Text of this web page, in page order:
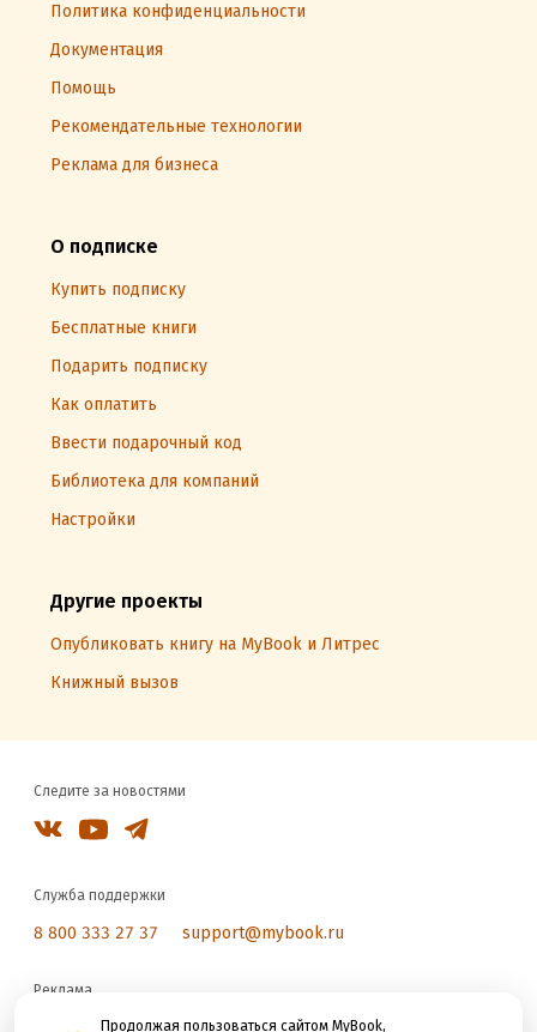
Продолжая пользоваться сайтом MyBook,
Политика конфиденциальности
Документация
Помощь
Рекомендательные технологии
Реклама для бизнеса
О подписке
Купить подписку
Бесплатные книги
Подарить подписку
Как оплатить
Ввести подарочный код
Библиотека для компаний
Настройки
Другие проекты
Опубликовать книгу на MyBook и Литрес
Книжный вызов
Следите за новостями
Служба поддержки
8 800 333 27 37 support@mybook.ru
Реклама
reklama@litres.ru